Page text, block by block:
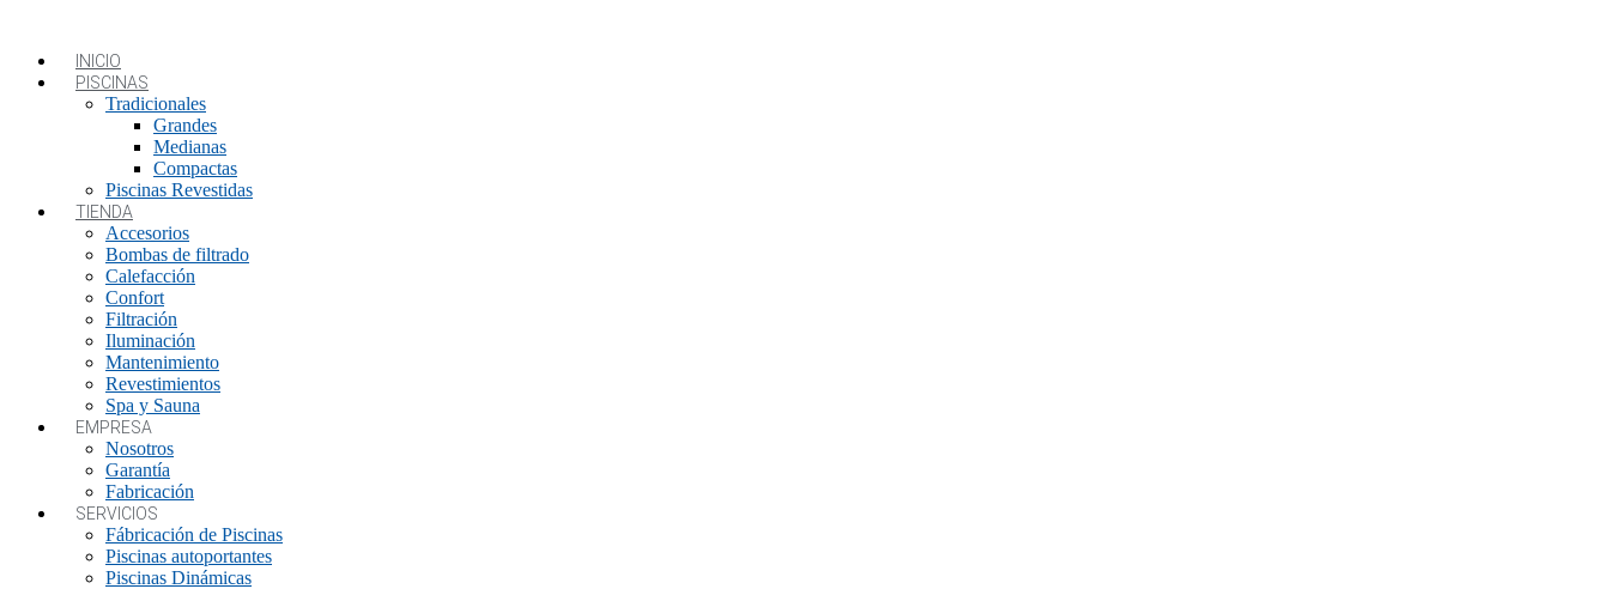
INICIO
PISCINAS
Tradicionales
Grandes
Medianas
Compactas
Piscinas Revestidas
TIENDA
Accesorios
Bombas de filtrado
Calefacción
Confort
Filtración
Iluminación
Mantenimiento
Revestimientos
Spa y Sauna
EMPRESA
Nosotros
Garantía
Fabricación
SERVICIOS
Fábricación de Piscinas
Piscinas autoportantes
Piscinas Dinámicas